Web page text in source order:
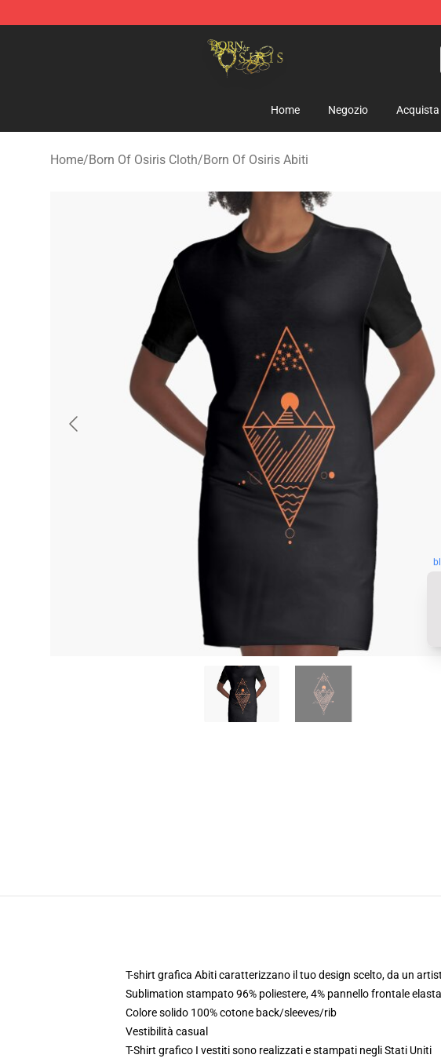
Born Of Osiris Store - Official Born Of Osiris Merchandise Shop
Home Negozio
Home/Born Of Osiris Cloth/Born Of Osiris Abiti
T-shirt grafica Abiti caratterizzano il tuo design scelto, da un
Sublimation stampato 96% poliestere, 4% pannello frontale
Colore solido 100% cotone back/sleeves/rib
Vestibilità casual
T-Shirt grafico I vestiti sono realizzati e stampati negli Stati Uniti